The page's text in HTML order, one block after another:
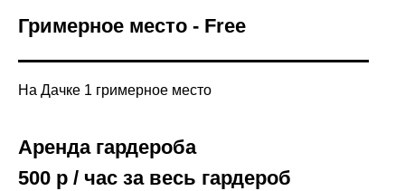
Гримерное место - Free
На Дачке 1 гримерное место
Аренда гардероба
500 р / час за весь гардероб